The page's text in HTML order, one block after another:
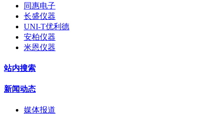
同惠电子
长盛仪器
UNI-T优利德
安柏仪器
米恩仪器
站内搜索
新闻动态
媒体报道